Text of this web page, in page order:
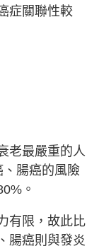
症關聯性較
老最嚴重的人
腸癌的風險
。
有限，故此比
腸癌則與發炎